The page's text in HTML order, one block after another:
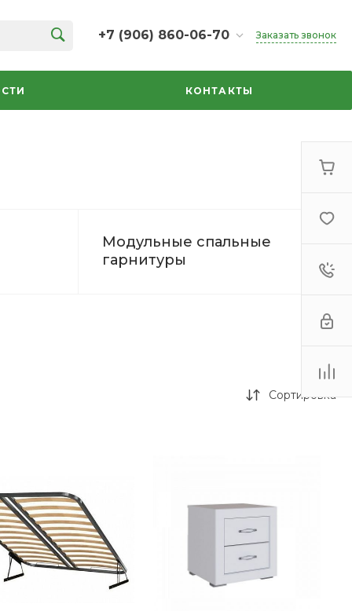
+7 (906) 860-06-70
+7 (906) 860-06-70
г. Челябинск, ТК Кольцо,
секция 35
Заказать звонок
КОНТАКТЫ
Модульные спальные
гарнитуры
Сортировка